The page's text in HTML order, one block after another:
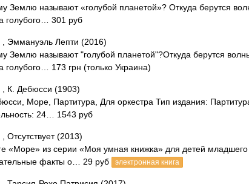
Землю называют «голубой планетой»? Откуда берутся
голубого… 301 руб
, Эммануэль Лепти (2016)
Землю называют "голубой планетой"?Откуда берутся
голубого… 173 грн (только Украина)
, К. Дебюсси (1903)
Море, Партитура, Для оркестра Тип издания:
24… 1543 руб
, Отсутствует (2013)
«Море» из серии «Моя умная книжка» для детей младшего
факты о… 29 руб
электронная книга